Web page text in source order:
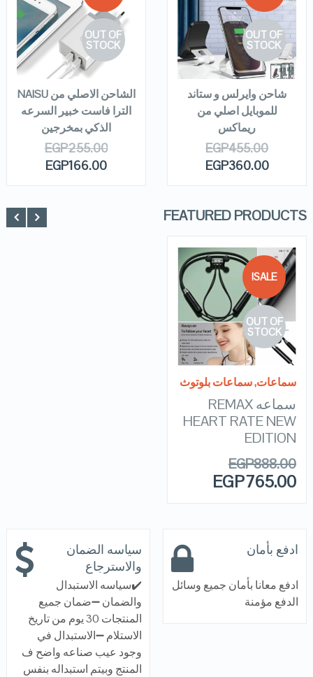
OUT OF
STOCK
QUICK LOOK
VIEW DETAILS
READ MORE
شاحن وايرلس و ستاند
للموبايل اصلي من
ريماكس
EGP455.00
EGP360.00
OUT OF
STOCK
QUICK LOOK
VIEW DETAILS
READ MORE
الشاحن الاصلي من NAISU
الترا فاست خبير السرعه
الذكي بمخرجين
EGP255.00
EGP166.00
FEATURED PRODUCTS
SALE!
OUT OF
STOCK
QUICK LOOK
VIEW DETAILS
READ MORE
سماعات,سماعات بلوتوث
سماعه REMAX
HEART RATE NEW
EDITION
EGP888.00
EGP765.00
ادفع بأمان
ادفع معانا بأمان جميع وسائل
الدفع مؤمنة
سياسه الضمان
والاسترجاع
✔️سياسه الاستبدال
والضمان ➖ضمان جميع
المنتجات 30 يوم من تاريخ
الاستلام ➖الاستبدال في
وجود عيب صناعه واضح ف
المنتج وبيتم استبداله بنفس